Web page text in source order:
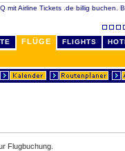
mit Airline Tickets .de billig buchen.
FLÜGE FLIGHTS
Flugbuchung.